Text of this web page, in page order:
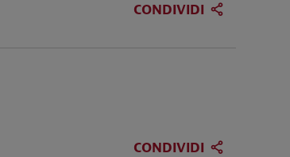
CONDIVIDI
CONDIVIDI